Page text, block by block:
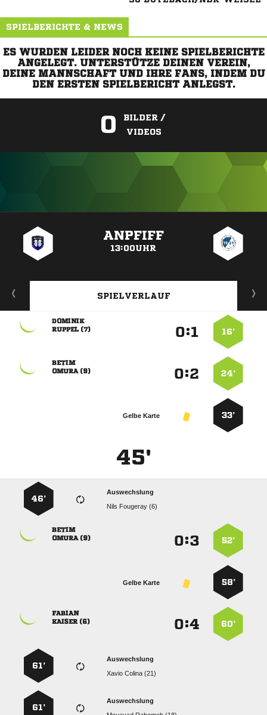
SPIELBERICHTE & NEWS
ES WURDEN LEIDER NOCH KEINE SPIELBERICHTE
ANGELEGT. UNTERSTÜTZE DEINEN VEREIN,
DEINE MANNSCHAFT UND IHRE FANS, INDEM DU
DEN ERSTEN SPIELBERICHT ANLEGST.
0
BILDER /
VIDEOS
ANPFIFF
13:00UHR
SPIELVERLAUF
16’
:

 
24’
:

 
33’
Gelbe Karte
45'
Auswechslung
  
46’
52’
:

 
58’
Gelbe Karte
60’
:

 
Auswechslung
  
61’
Auswechslung
61’